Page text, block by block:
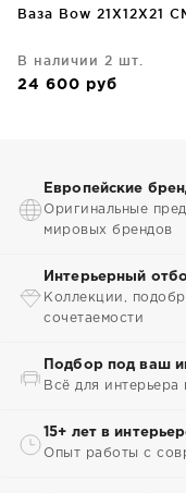
Ваза Bow 21X12X21
В наличии 2 шт.
24 600 руб
Европейские
Оригинальные
мировых брендов
Интерьерный
Коллекции,
сочетаемости
Подбор под ваш
Всё для интерьера
15+ лет в
Опыт работы с